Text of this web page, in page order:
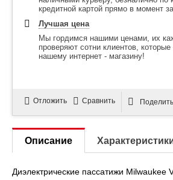
кредитной картой прямо в момент
Лучшая цена
Мы гордимся нашими ценами, их
проверяют сотни клиентов,
нашему интернет - магазину!
Отложить Сравнить
Описание
Диэлектрические пассатижи Milwaukee